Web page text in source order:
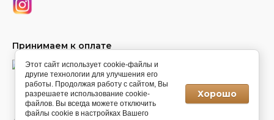
Принимаем к оплате
© 2022 - 2026
Этот сайт использует cookie-файлы и
другие технологии для улучшения его
работы. Продолжая работу с сайтом, Вы
разрешаете использование cookie-
файлов. Вы всегда можете отключить
файлы cookie в настройках Вашего
Хорошо